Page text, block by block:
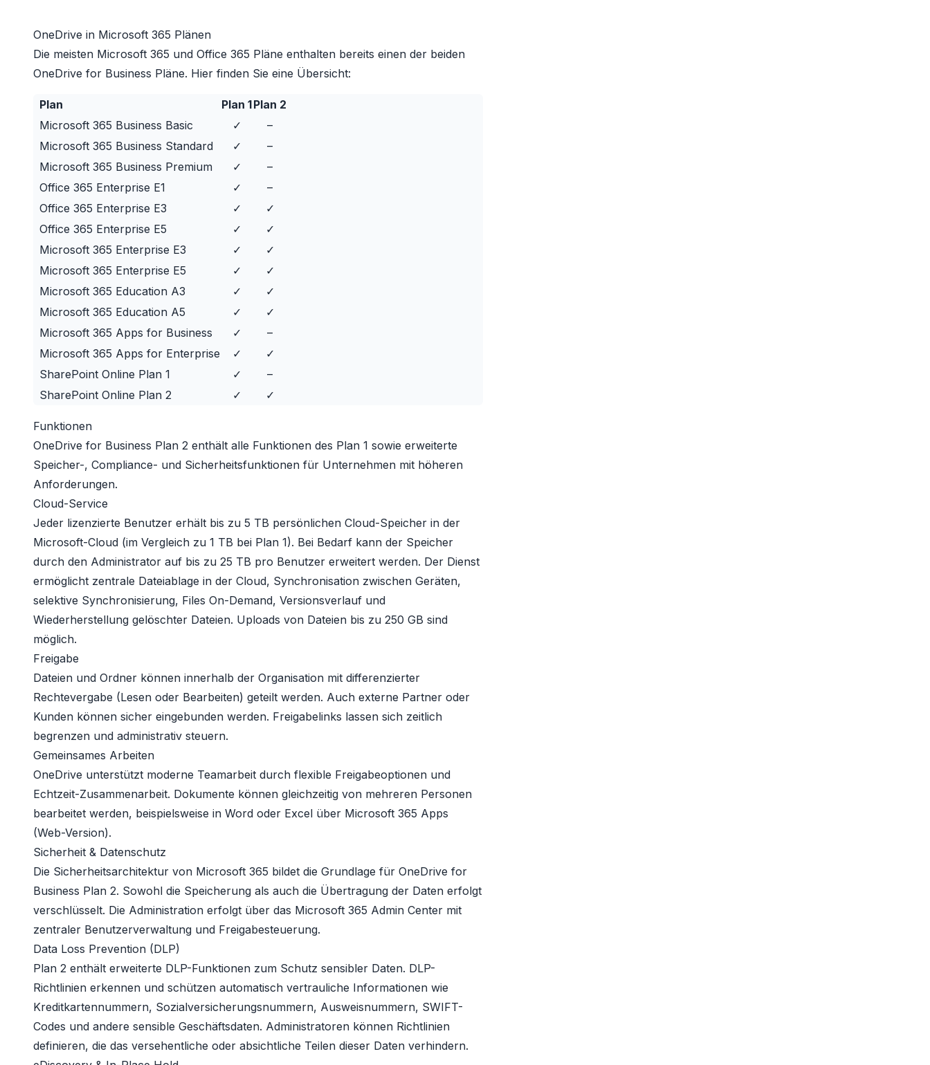
OneDrive in Microsoft 365 Plänen
Die meisten Microsoft 365 und Office 365 Pläne enthalten bereits einen der beiden
OneDrive for Business Pläne. Hier finden Sie eine Übersicht:
Plan Plan 1Plan 2
Microsoft 365 Business Basic
✓
–
Microsoft 365 Business Standard
✓
–
Microsoft 365 Business Premium
✓
–
Office 365 Enterprise E1
✓
–
Office 365 Enterprise E3
✓
✓
Office 365 Enterprise E5
✓
✓
Microsoft 365 Enterprise E3
✓
✓
Microsoft 365 Enterprise E5
✓
✓
Microsoft 365 Education A3
✓
✓
Microsoft 365 Education A5
✓
✓
Microsoft 365 Apps for Business
✓
–
Microsoft 365 Apps for Enterprise
✓
✓
SharePoint Online Plan 1
✓
–
SharePoint Online Plan 2
✓ ✓
Funktionen
OneDrive for Business Plan 2 enthält alle Funktionen des Plan 1 sowie erweiterte
Speicher-, Compliance- und Sicherheitsfunktionen für Unternehmen mit höheren
Anforderungen.
Cloud-Service
Jeder lizenzierte Benutzer erhält bis zu 5 TB persönlichen Cloud-Speicher in der
Microsoft-Cloud (im Vergleich zu 1 TB bei Plan 1). Bei Bedarf kann der Speicher
durch den Administrator auf bis zu 25 TB pro Benutzer erweitert werden. Der Dienst
ermöglicht zentrale Dateiablage in der Cloud, Synchronisation zwischen Geräten,
selektive Synchronisierung, Files On-Demand, Versionsverlauf und
Wiederherstellung gelöschter Dateien. Uploads von Dateien bis zu 250 GB sind
möglich.
Freigabe
Dateien und Ordner können innerhalb der Organisation mit differenzierter
Rechtevergabe (Lesen oder Bearbeiten) geteilt werden. Auch externe Partner oder
Kunden können sicher eingebunden werden. Freigabelinks lassen sich zeitlich
begrenzen und administrativ steuern.
Gemeinsames Arbeiten
OneDrive unterstützt moderne Teamarbeit durch flexible Freigabeoptionen und
Echtzeit-Zusammenarbeit. Dokumente können gleichzeitig von mehreren Personen
bearbeitet werden, beispielsweise in Word oder Excel über Microsoft 365 Apps
(Web-Version).
Sicherheit & Datenschutz
Die Sicherheitsarchitektur von Microsoft 365 bildet die Grundlage für OneDrive for
Business Plan 2. Sowohl die Speicherung als auch die Übertragung der Daten erfolgt
verschlüsselt. Die Administration erfolgt über das Microsoft 365 Admin Center mit
zentraler Benutzerverwaltung und Freigabesteuerung.
Data Loss Prevention (DLP)
Plan 2 enthält erweiterte DLP-Funktionen zum Schutz sensibler Daten. DLP-
Richtlinien erkennen und schützen automatisch vertrauliche Informationen wie
Kreditkartennummern, Sozialversicherungsnummern, Ausweisnummern, SWIFT-
Codes und andere sensible Geschäftsdaten. Administratoren können Richtlinien
definieren, die das versehentliche oder absichtliche Teilen dieser Daten verhindern.